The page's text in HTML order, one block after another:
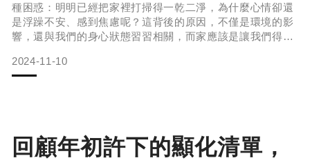
種困惑：明明已經把家裡打掃得一乾二淨，為什麼心情卻還
是浮躁不安、感到焦慮呢？這背後的原因，不僅是環境的影
響，還與我們的身心狀態習習相關，而家應該是讓我們得到
2024-11-10
回顧年初許下的顯化清單，